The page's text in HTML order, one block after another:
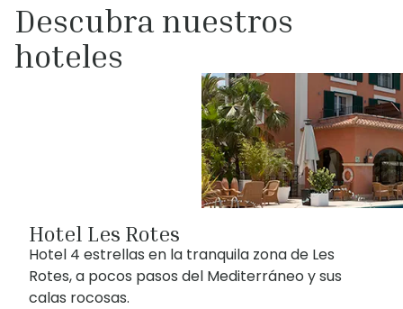
Descubra nuestros
hoteles
Hotel Les Rotes
Hotel 4 estrellas en la tranquila zona de Les
Rotes, a pocos pasos del Mediterráneo y sus
calas rocosas.